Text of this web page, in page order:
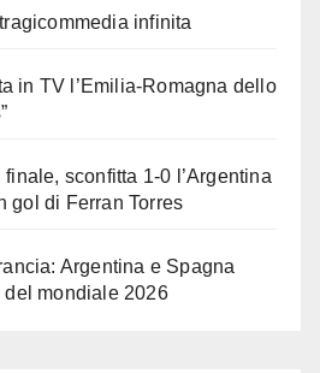
infinita
in TV l’Emilia-Romagna dello
sconfitta 1-0 l’Argentina
gol di Ferran Torres
Argentina e Spagna
mondiale 2026